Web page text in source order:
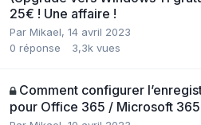
25€ ! Une affaire !
Par Mikael, 14 avril 2023
0 réponse 3,3k vues
Comment configurer
pour Office 365 / Microsoft 365